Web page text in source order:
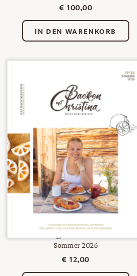
€ 100,00
IN DEN WARENKORB
Magazin Nr. 34
Sommer 2026
€ 12,00